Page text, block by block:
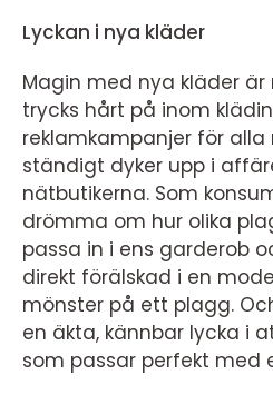
Lyckan i nya kläder
Magin med nya kläder
trycks hårt på inom
reklamkampanjer för alla
ständigt dyker upp i
nätbutikerna. Som
drömma om hur olika
passa in i ens garderob
direkt förälskad i en
mönster på ett plagg.
en äkta, kännbar lycka i
som passar perfekt med